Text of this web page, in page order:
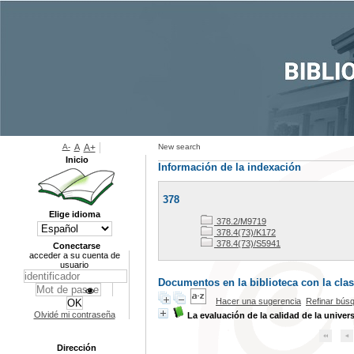
New search
Información de la indexación
378
378.2/M9719
378.4(73)/K172
378.4(73)/S5941
Documentos en la biblioteca con la
Hacer una sugerencia Refinar
La evaluación de la calidad de la
A- A A+
Inicio
Elige idioma
Conectarse
acceder a su cuenta de
usuario
Olvidé mi contraseña
Dirección